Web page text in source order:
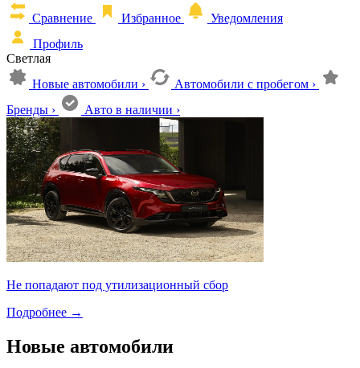
Сравнение
Избранное
Уведомления
Профиль
Светлая
Новые автомобили › Автомобили с пробегом ›
Бренды › Авто в наличии ›
Не попадают под утилизационный сбор
Подробнее →
Новые автомобили